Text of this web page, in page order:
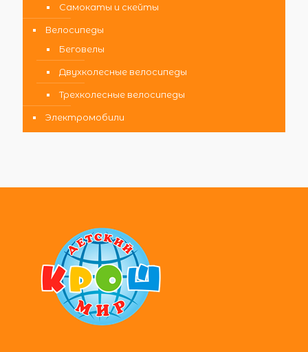
Самокаты и скейты
Велосипеды
Беговелы
Двухколесные велосипеды
Трехколесные велосипеды
Электромобили